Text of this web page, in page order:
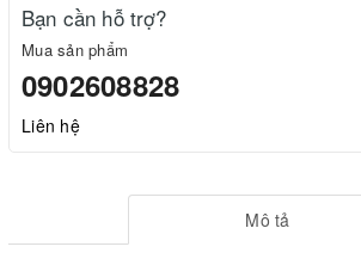
Bạn cần hỗ trợ?
Mua sản phẩm
0902608828
Liên hệ
Mô tả